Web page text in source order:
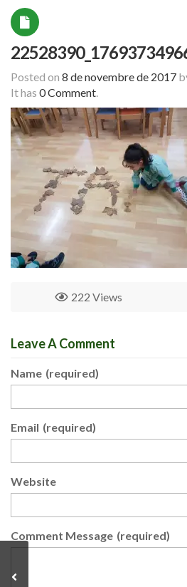
Posted on 8 de novembre de 2017
It has 0 Comment.
222 Views
Leave A Comment
Name (required)
Email (required)
Website
Comment Message (required)